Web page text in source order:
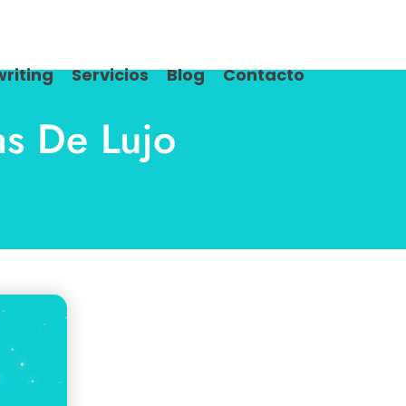
Servicios Blog Contacto
De Lujo